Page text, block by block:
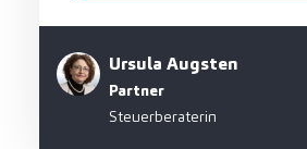
Ursula Augsten
Partner
Steuerberaterin